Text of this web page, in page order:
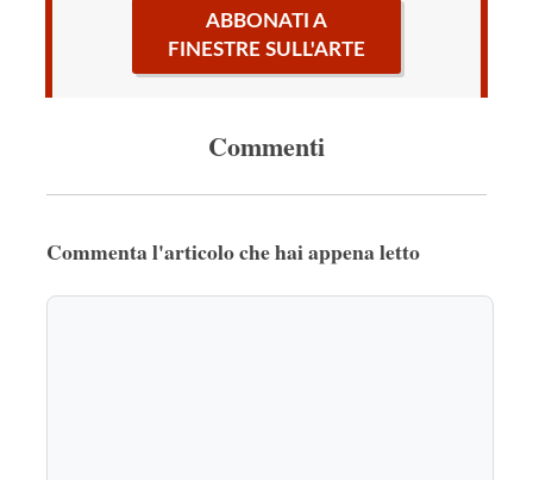
ABBONATI A
FINESTRE SULL'ARTE
Commenti
Commenta l'articolo che hai appena letto